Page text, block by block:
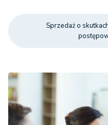
Sprzedaż o